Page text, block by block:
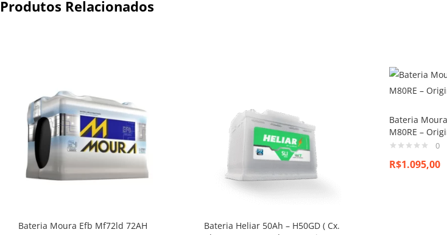
Produtos Relacionados
Bateria Moura Efb Mf72ld 72AH
Bateria Heliar 50Ah – H50GD ( Cx.
Bateria
M80RE –
0
R$1.095,00